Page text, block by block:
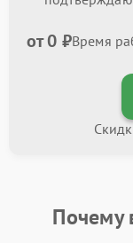
от 0 ₽Время
Почему